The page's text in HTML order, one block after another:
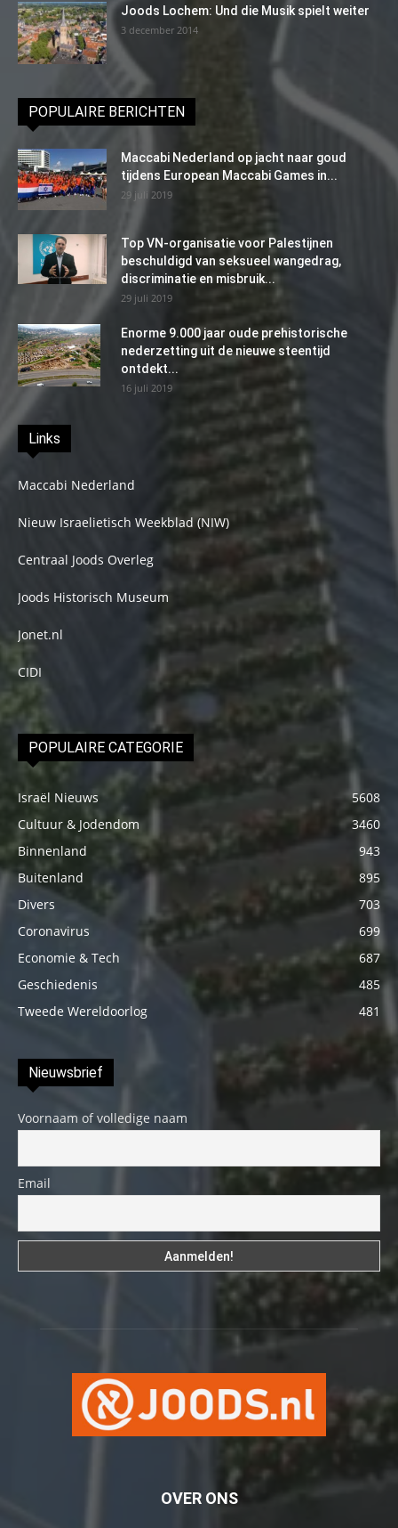
Joods Lochem: Und die Musik spielt weiter
3 december 2014
POPULAIRE BERICHTEN
Maccabi Nederland op jacht naar goud
tijdens European Maccabi Games in...
29 juli 2019
Top VN-organisatie voor Palestijnen
beschuldigd van seksueel wangedrag,
discriminatie en misbruik...
29 juli 2019
Enorme 9.000 jaar oude prehistorische
nederzetting uit de nieuwe steentijd
ontdekt...
16 juli 2019
Links
Maccabi Nederland
Nieuw Israelietisch Weekblad (NIW)
Centraal Joods Overleg
Joods Historisch Museum
Jonet.nl
CIDI
POPULAIRE CATEGORIE
Israël Nieuws
5608
Cultuur & Jodendom
3460
Binnenland
943
Buitenland
895
Divers
703
Coronavirus
699
Economie & Tech
687
Geschiedenis
485
Tweede Wereldoorlog
481
Nieuwsbrief
Voornaam of volledige naam
Email
OVER ONS